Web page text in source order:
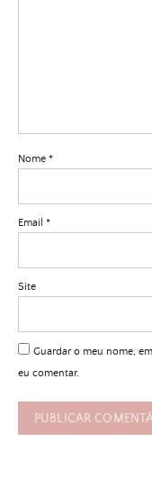
Nome *
Email *
Site
Guardar o meu nome,
eu comentar.